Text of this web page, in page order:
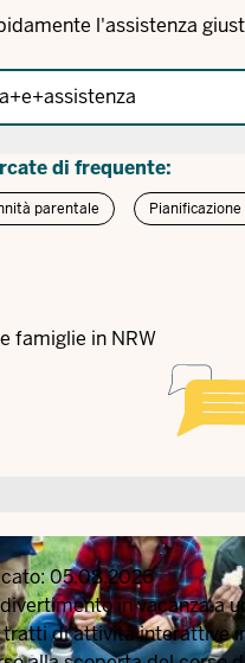
l'assistenza
di frequente:
parentale
famiglie in NRW
05.08.2026
in vacanza a
tratti di attività interattive